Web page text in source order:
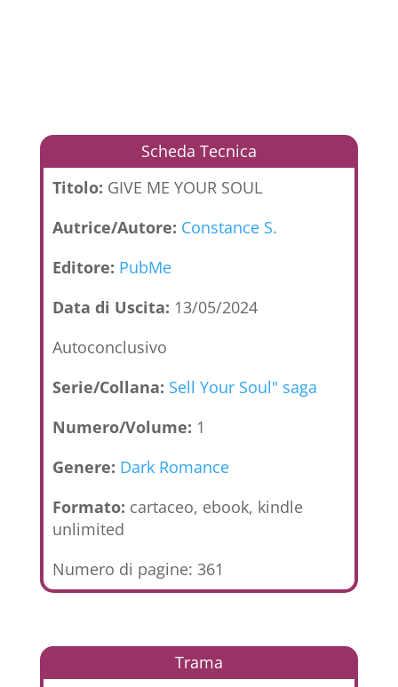
Scheda Tecnica
Titolo: GIVE ME YOUR SOUL
Autrice/Autore: Constance S.
Editore: PubMe
Data di Uscita: 13/05/2024
Autoconclusivo
Serie/Collana: Sell Your Soul" saga
Numero/Volume: 1
Genere: Dark Romance
Formato: cartaceo, ebook, kindle
unlimited
Numero di pagine: 361
Trama